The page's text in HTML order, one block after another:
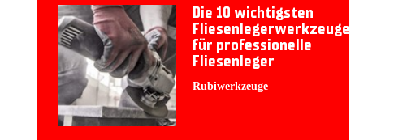
Die 10 wichtigsten
Fliesenlegerwerkzeuge
für professionelle
Fliesenleger
Rubiwerkzeuge